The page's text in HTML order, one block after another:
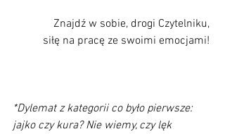
siłę na pracę ze swoimi emocjami!
*Dylemat z kategorii co było pierwsze:
jajko czy kura? Nie wiemy, czy lęk